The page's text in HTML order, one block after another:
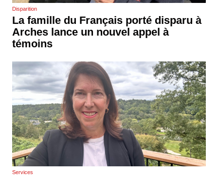
Disparition
La famille du Français porté disparu à
Arches lance un nouvel appel à
témoins
Services